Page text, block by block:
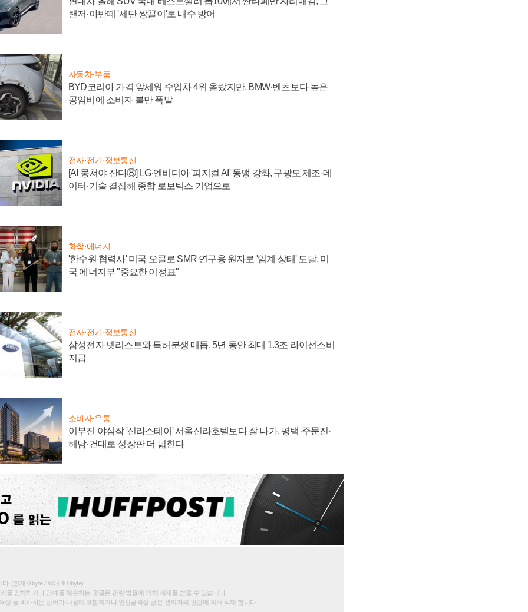
랜저·아반떼 '세단 쌍끌이'로 내수 방어
자동차·부품
BYD코리아 가격 앞세워 수입차 4위 올랐지만, BMW·벤츠보다 높은
공임비에 소비자 불만 폭발
전자·전기·정보통신
[AI 뭉쳐야 산다⑧] LG·엔비디아 '피지컬 AI' 동맹 강화, 구광모 제조·데
이터·기술 결집해 종합 로보틱스 기업으로
화학·에너지
'한수원 협력사' 미국 오클로 SMR 연구용 원자로 '임계 상태' 도달, 미
국 에너지부 "중요한 이정표"
전자·전기·정보통신
삼성전자 넷리스트와 특허분쟁 매듭, 5년 동안 최대 1.3조 라이선스비
지급
소비자·유통
이부진 야심작 '신라스테이' 서울신라호텔보다 잘 나가, 평택·주문진·
해남·건대로 성장판 더 넓힌다
. (현재 0 byte / 최대 400byte)
를 침해하거나 명예를 훼손하는 댓글은 관련 법률에 의해 제재를 받을 수 있습니다.
설 등 비하하는 단어가 내용에 포함되거나 인신공격성 글은 관리자의 판단에 의해 삭제 합니다.